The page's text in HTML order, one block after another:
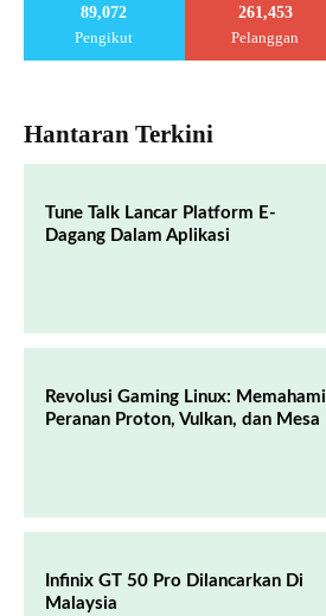
89,072
Pengikut
261,453
Pelanggan
Hantaran Terkini
Tune Talk Lancar Platform E-
Dagang Dalam Aplikasi
Revolusi Gaming Linux: Memahami
Peranan Proton, Vulkan, dan Mesa
Infinix GT 50 Pro Dilancarkan Di
Malaysia